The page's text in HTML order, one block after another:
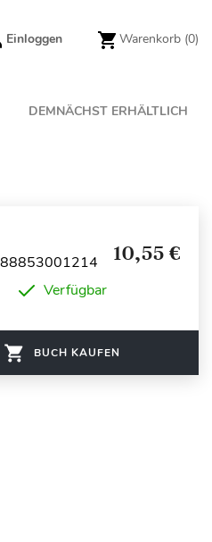
Einloggen Warenkorb (0)
DEMNÄCHST ERHÄLTLICH
10,55 €
Verfügbar
BUCH KAUFEN